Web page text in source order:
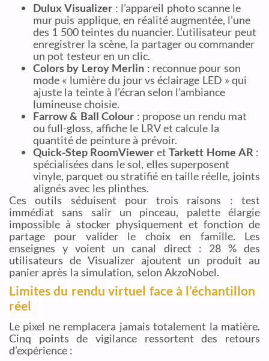
Dulux Visualizer : l’appareil photo scanne le
mur puis applique, en réalité augmentée, l’une
des 1 500 teintes du nuancier. L’utilisateur peut
enregistrer la scène, la partager ou commander
un pot testeur en un clic.
Colors by Leroy Merlin : reconnue pour son
mode « lumière du jour vs éclairage LED » qui
ajuste la teinte à l’écran selon l’ambiance
lumineuse choisie.
Farrow & Ball Colour : propose un rendu mat
ou full-gloss, affiche le LRV et calcule la
quantité de peinture à prévoir.
Quick-Step RoomViewer etTarkett Home AR :
spécialisées dans le sol, elles superposent
vinyle, parquet ou stratifié en taille réelle, joints
alignés avec les plinthes.
Ces outils séduisent pour trois raisons : test
immédiat sans salir un pinceau, palette élargie
impossible à stocker physiquement et fonction de
partage pour valider le choix en famille. Les
enseignes y voient un canal direct : 28 % des
utilisateurs de Visualizer ajoutent un produit au
panier après la simulation, selon AkzoNobel.
Limites du rendu virtuel face à l’échantillon
réel
Le pixel ne remplacera jamais totalement la matière.
Cinq points de vigilance ressortent des retours
d’expérience :